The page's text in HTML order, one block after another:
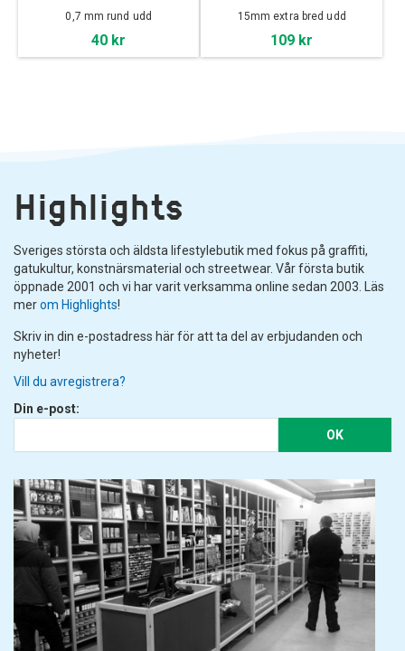
0,7 mm rund udd
40 kr
15mm extra bred udd
109 kr
Highlights
Sveriges största och äldsta lifestylebutik med fokus på graffiti,
gatukultur, konstnärsmaterial och streetwear. Vår första butik
öppnade 2001 och vi har varit verksamma online sedan 2003. Läs
merom Highlights!
Skriv in din e-postadress här för att ta del av erbjudanden och
nyheter!
Vill du avregistrera?
Din e-post:
OK